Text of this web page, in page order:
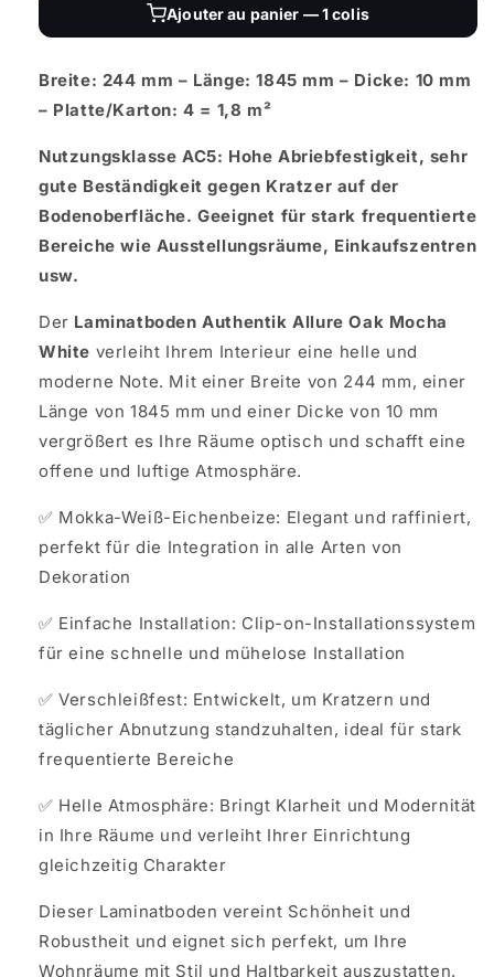
Ajouter au panier — 1 colis
Breite: 244 mm – Länge: 1845 mm – Dicke: 10 mm
– Platte/Karton: 4 = 1,8 m²
Nutzungsklasse AC5: Hohe Abriebfestigkeit, sehr
gute Beständigkeit gegen Kratzer auf der
Bodenoberfläche. Geeignet für stark frequentierte
Bereiche wie Ausstellungsräume, Einkaufszentren
usw.
Der Laminatboden Authentik Allure Oak Mocha
White verleiht Ihrem Interieur eine helle und
moderne Note. Mit einer Breite von 244 mm, einer
Länge von 1845 mm und einer Dicke von 10 mm
vergrößert es Ihre Räume optisch und schafft eine
offene und luftige Atmosphäre.
✅ Mokka-Weiß-Eichenbeize: Elegant und raffiniert,
perfekt für die Integration in alle Arten von
Dekoration
✅ Einfache Installation: Clip-on-Installationssystem
für eine schnelle und mühelose Installation
✅ Verschleißfest: Entwickelt, um Kratzern und
täglicher Abnutzung standzuhalten, ideal für stark
frequentierte Bereiche
✅ Helle Atmosphäre: Bringt Klarheit und Modernität
in Ihre Räume und verleiht Ihrer Einrichtung
gleichzeitig Charakter
Dieser Laminatboden vereint Schönheit und
Robustheit und eignet sich perfekt, um Ihre
Wohnräume mit Stil und Haltbarkeit auszustatten.